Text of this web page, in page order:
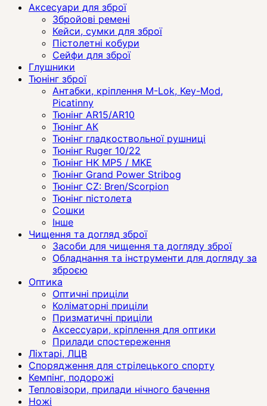
Аксесуари для зброї
Збройові ремені
Кейси, сумки для зброї
Пістолетні кобури
Сейфи для зброї
Глушники
Тюнінг зброї
Антабки, кріплення M-Lok, Key-Mod,
Picatinny
Тюнінг AR15/AR10
Тюнінг АК
Тюнінг гладкоствольної рушниці
Тюнінг Ruger 10/22
Тюнінг HK MP5 / MKE
Тюнінг Grand Power Stribog
Тюнінг CZ: Bren/Scorpion
Тюнінг пістолета
Сошки
Інше
Чищення та догляд зброї
Засоби для чищення та догляду зброї
Обладнання та інструменти для догляду за
зброєю
Оптика
Оптичні приціли
Коліматорні приціли
Призматичні приціли
Аксессуари, кріплення для оптики
Прилади спостереження
Ліхтарі, ЛЦВ
Спорядження для стрілецького спорту
Кемпінг, подорожі
Тепловізори, прилади нічного бачення
Ножі